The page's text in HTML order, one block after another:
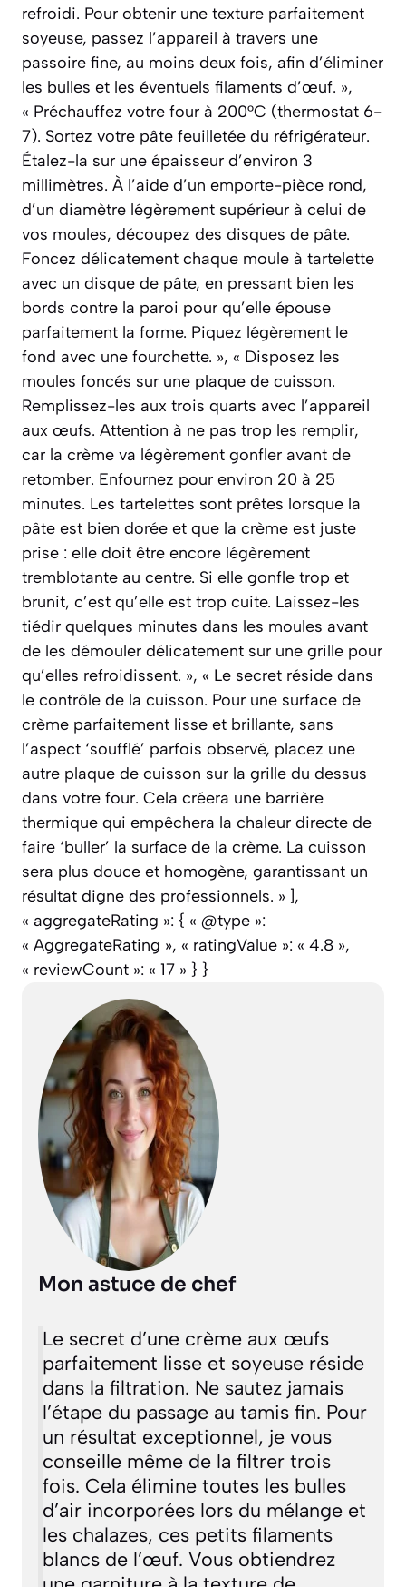
refroidi. Pour obtenir une texture parfaitement
soyeuse, passez l’appareil à travers une
passoire fine, au moins deux fois, afin d’éliminer
les bulles et les éventuels filaments d’œuf. »,
« Préchauffez votre four à 200°C (thermostat 6-
7). Sortez votre pâte feuilletée du réfrigérateur.
Étalez-la sur une épaisseur d’environ 3
millimètres. À l’aide d’un emporte-pièce rond,
d’un diamètre légèrement supérieur à celui de
vos moules, découpez des disques de pâte.
Foncez délicatement chaque moule à tartelette
avec un disque de pâte, en pressant bien les
bords contre la paroi pour qu’elle épouse
parfaitement la forme. Piquez légèrement le
fond avec une fourchette. », « Disposez les
moules foncés sur une plaque de cuisson.
Remplissez-les aux trois quarts avec l’appareil
aux œufs. Attention à ne pas trop les remplir,
car la crème va légèrement gonfler avant de
retomber. Enfournez pour environ 20 à 25
minutes. Les tartelettes sont prêtes lorsque la
pâte est bien dorée et que la crème est juste
prise : elle doit être encore légèrement
tremblotante au centre. Si elle gonfle trop et
brunit, c’est qu’elle est trop cuite. Laissez-les
tiédir quelques minutes dans les moules avant
de les démouler délicatement sur une grille pour
qu’elles refroidissent. », « Le secret réside dans
le contrôle de la cuisson. Pour une surface de
crème parfaitement lisse et brillante, sans
l’aspect ‘soufflé’ parfois observé, placez une
autre plaque de cuisson sur la grille du dessus
dans votre four. Cela créera une barrière
thermique qui empêchera la chaleur directe de
faire ‘buller’ la surface de la crème. La cuisson
sera plus douce et homogène, garantissant un
résultat digne des professionnels. » ],
« aggregateRating »: { « @type »:
« AggregateRating », « ratingValue »: « 4.8 »,
« reviewCount »: « 17 » } }
Mon astuce de chef
Le secret d’une crème aux œufs
parfaitement lisse et soyeuse réside
dans la filtration. Ne sautez jamais
l’étape du passage au tamis fin. Pour
un résultat exceptionnel, je vous
conseille même de la filtrer trois
fois. Cela élimine toutes les bulles
d’air incorporées lors du mélange et
les chalazes, ces petits filaments
blancs de l’œuf. Vous obtiendrez